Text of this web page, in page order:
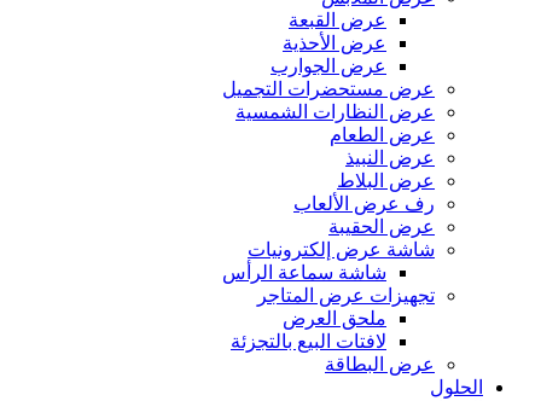
عرض القبعة
عرض الأحذية
عرض الجوارب
عرض مستحضرات التجميل
عرض النظارات الشمسية
عرض الطعام
عرض النبيذ
عرض البلاط
رف عرض الألعاب
عرض الحقيبة
شاشة عرض إلكترونيات
شاشة سماعة الرأس
تجهيزات عرض المتاجر
ملحق العرض
لافتات البيع بالتجزئة
عرض البطاقة
الحلول